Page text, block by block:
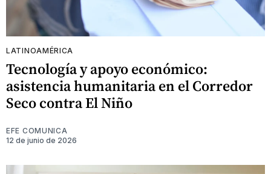
LATINOAMÉRICA
Tecnología y apoyo económico:
asistencia humanitaria en el Corredor
Seco contra El Niño
EFE COMUNICA
12 de junio de 2026